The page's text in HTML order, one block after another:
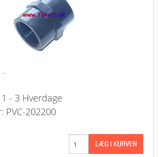
.
- 3 Hverdage
PVC-202200